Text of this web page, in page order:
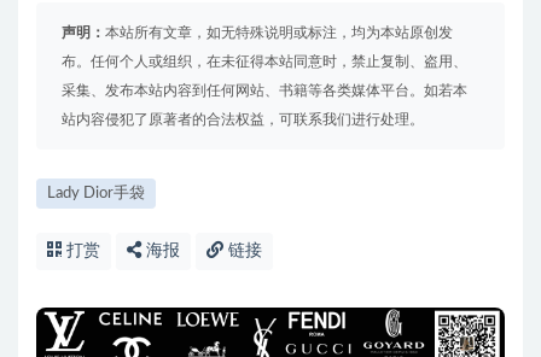
声明： 本站所有文章，如无特殊说明或标注，均为本站原创发
布。任何个人或组织，在未征得本站同意时，禁止复制、盗用、
采集、发布本站内容到任何网站、书籍等各类媒体平台。如若本
站内容侵犯了原著者的合法权益，可联系我们进行处理。
Lady Dior手袋
打赏 海报 链接